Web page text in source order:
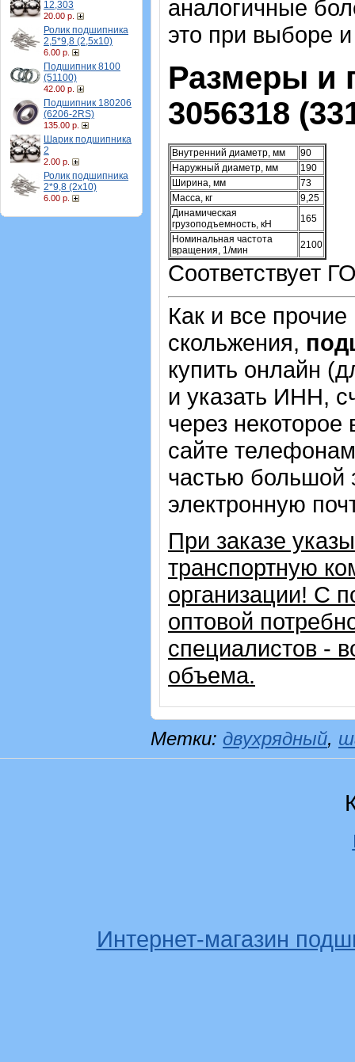
12,303
20.00 р.
Ролик подшипника
2,5*9,8 (2,5х10)
6.00 р.
Подшипник 8100
(51100)
42.00 р.
Подшипник 180206
(6206-2RS)
135.00 р.
Шарик подшипника
2
2.00 р.
Ролик подшипника
2*9,8 (2х10)
6.00 р.
аналогичные
это при выборе
Размеры и
3056318
Внутренний диаметр, мм
90
Наружный диаметр, мм
190
Ширина, мм
73
Масса, кг
9,25
Динамическая
грузоподъемность, кН
165
Номинальная частота
вращения, 1/мин
2100
Соответствует
Как и все
скольжения,
купить онлайн
и указать ИНН,
через
сайте
частью большой
электронную
При заказе
транспортную
организации! С
оптовой
специалистов -
объема.
Метки: двухрядный,
Интернет-магазин